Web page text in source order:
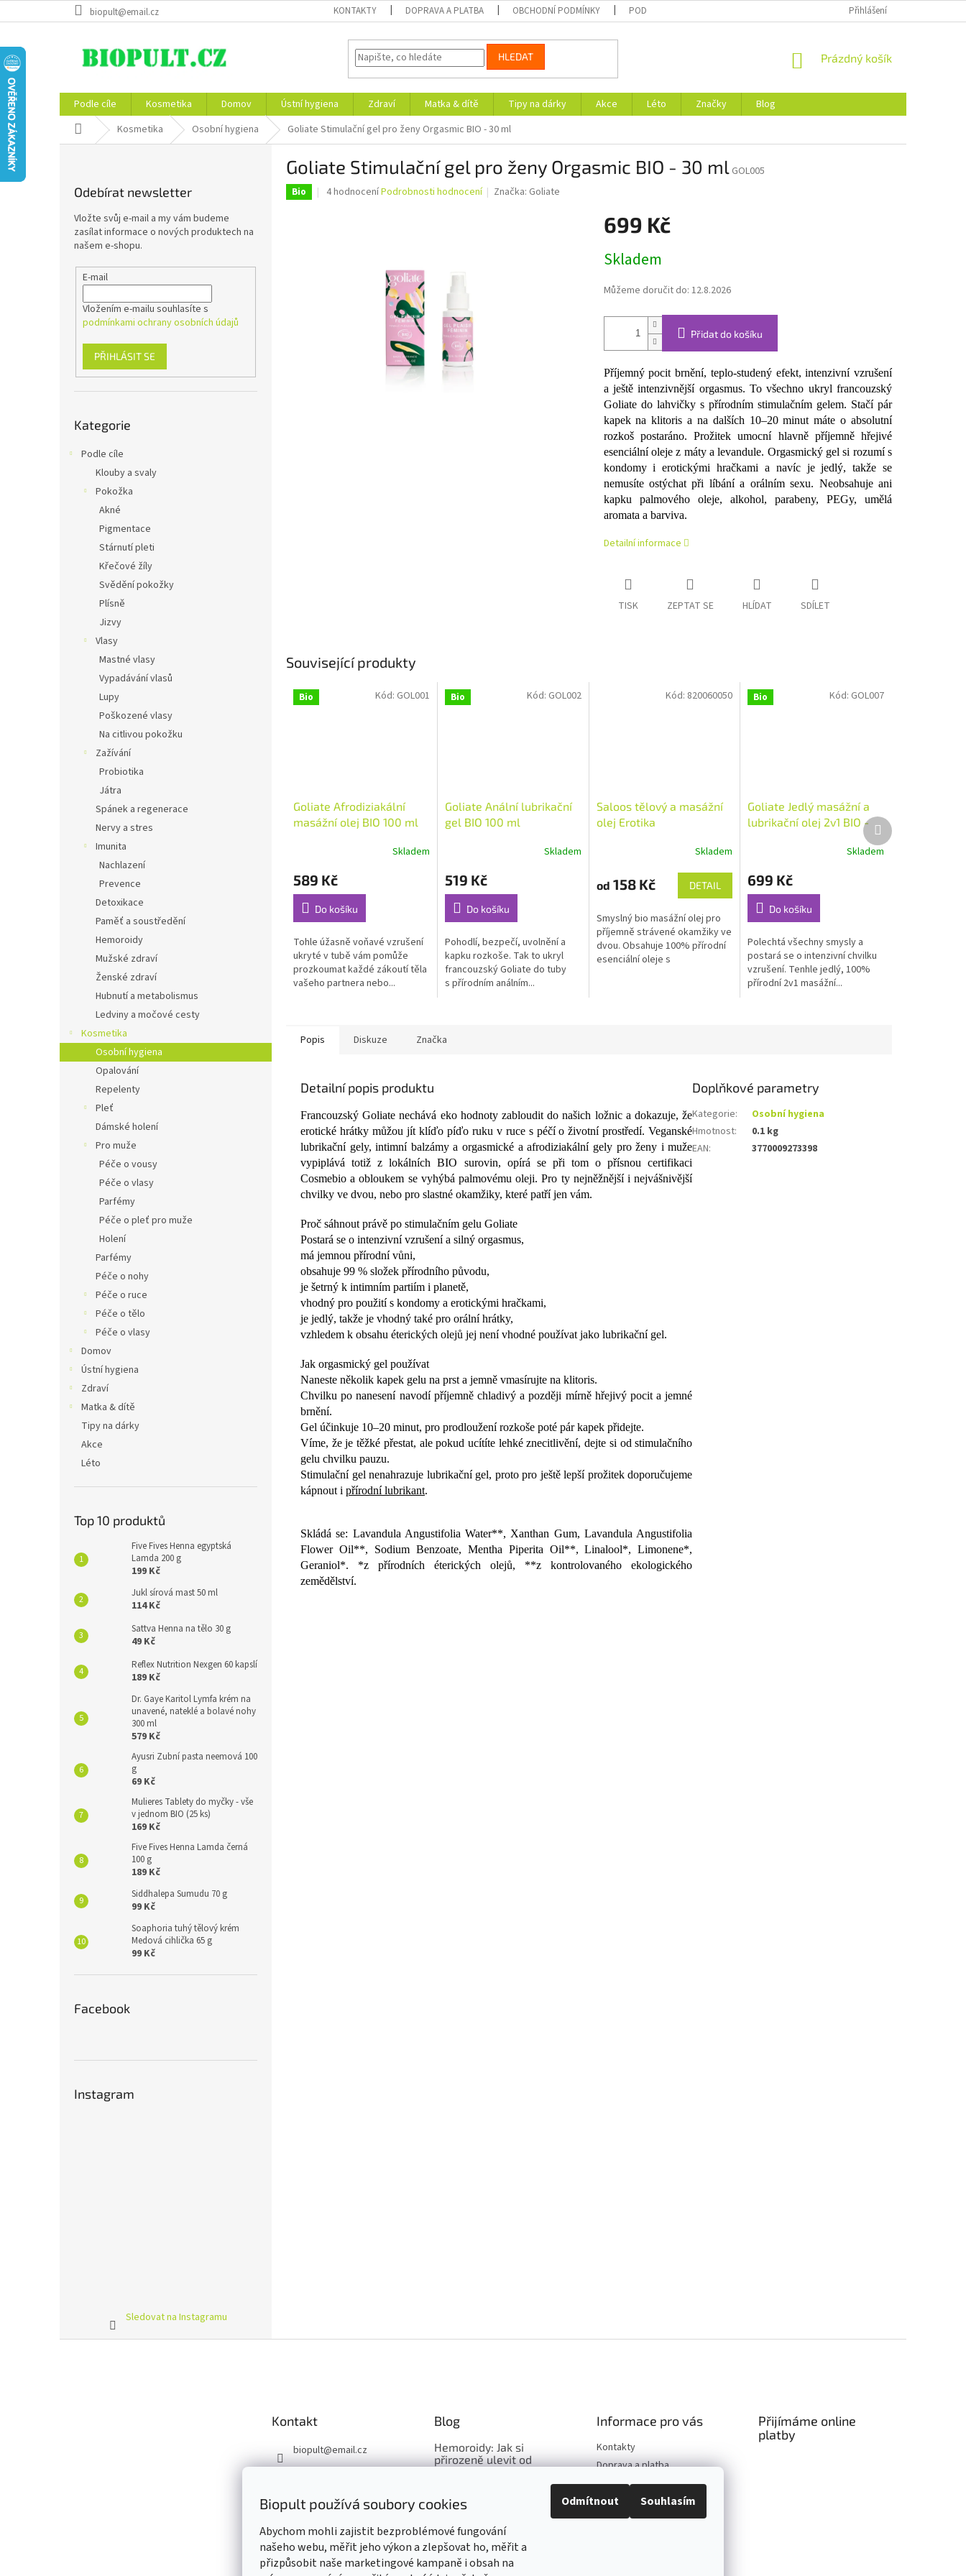
Biopult používá soubory cookies
Abychom mohli zajistit bezproblémové fungování
našeho webu, měřit jeho výkon a zlepšovat ho, měřit a
přizpůsobit naše marketingové kampaně i obsah na
Odmítnout Souhlasím
na
biopult@email.cz KONTAKTY DOPRAVA A PLATBA OBCHODNÍ PODMÍNKY PODMÍNKY OCHRANY OSOBNÍCH ÚDAJŮ Přihlášení
HLEDAT
NÁKUPNÍ
Prázdný košík
Podle cíle Kosmetika Domov Ústní hygiena Zdraví Matka & dítě Tipy na dárky Akce Léto Značky
Blog
Domů Kosmetika Osobní hygiena Goliate Stimulační gel pro ženy Orgasmic BIO - 30 ml
Odebírat newsletter
Vložte svůj e-mail a my vám budeme
zasílat informace o nových produktech na
našem e-shopu.
E-mail
Vložením e-mailu souhlasíte s
podmínkami ochrany osobních údajů
PŘIHLÁSIT SE
kategorie
Kategorie
Podle cíle
Klouby a svaly
Pokožka
Akné
Pigmentace
Stárnutí pleti
Křečové žíly
Svědění pokožky
Plísně
Jizvy
Vlasy
Mastné vlasy
Vypadávání vlasů
Lupy
Poškozené vlasy
Na citlivou pokožku
Zažívání
Probiotika
Játra
Spánek a regenerace
Nervy a stres
Imunita
Nachlazení
Prevence
Detoxikace
Paměť a soustředění
Hemoroidy
Mužské zdraví
Ženské zdraví
Hubnutí a metabolismus
Ledviny a močové cesty
Kosmetika
Osobní hygiena
Opalování
Repelenty
Pleť
Dámské holení
Pro muže
Péče o vousy
Péče o vlasy
Parfémy
Péče o pleť pro muže
Holení
Parfémy
Péče o nohy
Péče o ruce
Péče o tělo
Péče o vlasy
Domov
Ústní hygiena
Zdraví
Matka & dítě
Tipy na dárky
Akce
Léto
Top 10 produktů
Five Fives Henna egyptská
Lamda 200 g
199 Kč
Jukl sírová mast 50 ml
114 Kč
Sattva Henna na tělo 30 g
49 Kč
Reflex Nutrition Nexgen 60 kapslí
189 Kč
Dr. Gaye Karitol Lymfa krém na
unavené, nateklé a bolavé nohy
300 ml
579 Kč
Ayusri Zubní pasta neemová 100
g
69 Kč
Mulieres Tablety do myčky - vše
v jednom BIO (25 ks)
169 Kč
Five Fives Henna Lamda černá
100 g
189 Kč
Siddhalepa Sumudu 70 g
99 Kč
Soaphoria tuhý tělový krém
Medová cihlička 65 g
99 Kč
Facebook
Instagram
Sledovat na Instagramu
Goliate Stimulační gel pro ženy Orgasmic BIO - 30 ml GOL005
Bio
Průměrné
4 hodnoceníPodrobnosti hodnocení Značka: Goliate
699 Kč
cena:
Skladem
Můžeme doručit do: 12.8.2026
Přidat do košíku
Příjemný pocit brnění, teplo-studený efekt, intenzivní vzrušení
a ještě intenzivnější orgasmus. To všechno ukryl francouzský
Goliate do lahvičky s přírodním stimulačním gelem. Stačí pár
kapek na klitoris a na dalších 10–20 minut máte o absolutní
rozkoš postaráno. Prožitek umocní hlavně příjemně hřejivé
esenciální oleje z máty a levandule. Orgasmický gel si rozumí s
kondomy i erotickými hračkami a navíc je jedlý, takže se
nemusíte ostýchat při líbání a orálním sexu. Neobsahuje ani
kapku palmového oleje, alkohol, parabeny, PEGy, umělá
aromata a barviva.
Detailní informace
TISK ZEPTAT SE HLÍDAT SDÍLET
Související produkty
Bio
Goliate Afrodiziakální
masážní olej BIO 100 ml
produktu
je
5,0
z
5
hvězdiček.
Skladem
589 Kč
Do košíku
Tohle úžasně voňavé vzrušení
ukryté v tubě vám pomůže
prozkoumat každé zákoutí těla
vašeho partnera nebo...
Kód: GOL001 Bio
Goliate Anální lubrikační
gel BIO 100 ml
produktu
je
5,0
z
5
hvězdiček.
Skladem
519 Kč
Do košíku
Pohodlí, bezpečí, uvolnění a
kapku rozkoše. Tak to ukryl
francouzský Goliate do tuby
s přírodním análním...
Kód: GOL002
Saloos tělový a masážní
olej Erotika
produktu
je
z
5
hvězdiček.
Skladem
od 158 Kč DETAIL
Smyslný bio masážní olej pro
příjemně strávené okamžiky ve
dvou. Obsahuje 100% přírodní
esenciální oleje s
Kód: 820060050 Bio
Goliate Jedlý masážní a
lubrikační olej 2v1 BIO -
produktu
je
5,0
z
5
hvězdiček.
Skladem
699 Kč
Do košíku
Polechtá všechny smysly a
postará se o intenzivní chvilku
vzrušení. Tenhle jedlý, 100%
přírodní 2v1 masážní...
Kód: GOL007
Další
produkt
Popis Diskuze Značka
Detailní popis produktu
Francouzský Goliate nechává eko hodnoty zabloudit do našich ložnic a dokazuje, že
erotické hrátky můžou jít klíďo píďo ruku v ruce s péčí o životní prostředí. Veganské
lubrikační gely, intimní balzámy a orgasmické a afrodiziakální gely pro ženy i muže
vypiplává totiž z lokálních BIO surovin, opírá se při tom o přísnou certifikaci
Cosmebio a obloukem se vyhýbá palmovému oleji. Pro ty nejněžnější i nejvášnivější
chvilky ve dvou, nebo pro slastné okamžiky, které patří jen vám.
Proč sáhnout právě po stimulačním gelu Goliate
Postará se o intenzivní vzrušení a silný orgasmus,
má jemnou přírodní vůni,
obsahuje 99 % složek přírodního původu,
je šetrný k intimním partiím i planetě,
vhodný pro použití s kondomy a erotickými hračkami,
je jedlý, takže je vhodný také pro orální hrátky,
vzhledem k obsahu éterických olejů jej není vhodné používat jako lubrikační gel.
Jak orgasmický gel používat
Naneste několik kapek gelu na prst a jemně vmasírujte na klitoris.
Chvilku po nanesení navodí příjemně chladivý a později mírně hřejivý pocit a jemné
brnění.
Gel účinkuje 10–20 minut, pro prodloužení rozkoše poté pár kapek přidejte.
Víme, že je těžké přestat, ale pokud ucítíte lehké znecitlivění, dejte si od stimulačního
gelu chvilku pauzu.
Stimulační gel nenahrazuje lubrikační gel, proto pro ještě lepší prožitek doporučujeme
kápnout i přírodní lubrikant.
Skládá se: Lavandula Angustifolia Water**, Xanthan Gum, Lavandula Angustifolia
Flower Oil**, Sodium Benzoate, Mentha Piperita Oil**, Linalool*, Limonene*,
Geraniol*. *z přírodních éterických olejů, **z kontrolovaného ekologického
zemědělství.
Doplňkové parametry
Kategorie:
Osobní hygiena
Hmotnost:
0.1 kg
EAN: 3770009273398
Kontakt
biopult@email.cz
BIOPULT.CZ
Blog
Hemoroidy: Jak si
přirozeně ulevit od
Říjnové posílení imunity –
naše TOP produkty pro
podzim
Zubní pasta Dabur Red
Informace pro vás
Kontakty
Doprava a platba
Obchodní podmínky
Podmínky ochrany osobních
údajů
Přijímáme online
platby